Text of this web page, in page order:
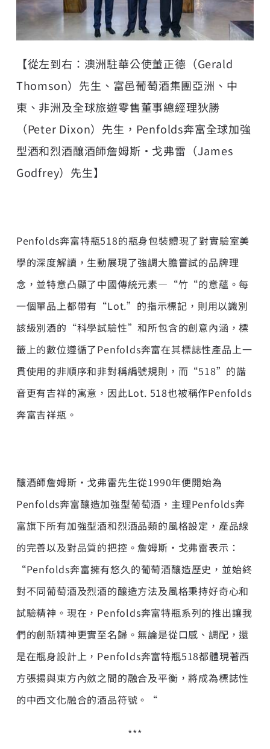
【從左到右：澳洲駐華公使董正德（Gerald
Thomson）先生、富邑葡萄酒集團亞洲、中
東、非洲及全球旅遊零售董事總經理狄勝
（Peter Dixon）先生，Penfolds奔富全球加強
型酒和烈酒釀酒師詹姆斯·戈弗雷（James
Godfrey）先生】
Penfolds奔富特瓶518的瓶身包裝體現了對實驗室美
學的深度解讀，生動展現了強調大膽嘗試的品牌理
念，並特意凸顯了中國傳統元素—“竹“的意蘊。每
一個單品上都帶有“Lot.”的指示標記，則用以識別
該級別酒的“科學試驗性”和所包含的創意內涵，標
籤上的數位遵循了Penfolds奔富在其標誌性產品上一
貫使用的非順序和非對稱編號規則，而“518”的諧
音更有吉祥的寓意，因此Lot. 518也被稱作Penfolds
奔富吉祥瓶。
釀酒師詹姆斯·戈弗雷先生從1990年便開始為
Penfolds奔富釀造加強型葡萄酒，主理Penfolds奔
富旗下所有加強型酒和烈酒品類的風格設定，產品線
的完善以及對品質的把控。詹姆斯·戈弗雷表示：
“Penfolds奔富擁有悠久的葡萄酒釀造歷史，並始終
對不同葡萄酒及烈酒的釀造方法及風格秉持好奇心和
試驗精神。現在，Penfolds奔富特瓶系列的推出讓我
們的創新精神更實至名歸。無論是從口感、調配，還
是在瓶身設計上，Penfolds奔富特瓶518都體現著西
方張揚與東方內斂之間的融合及平衡，將成為標誌性
的中西文化融合的酒品符號。“
***